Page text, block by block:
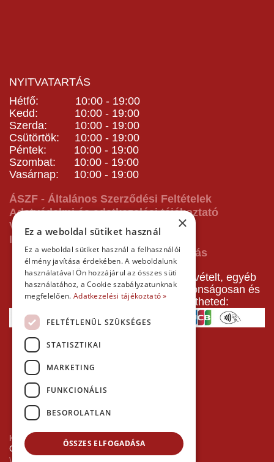
NYITVATARTÁS
Hétfő: 10:00 - 19:00
Kedd: 10:00 - 19:00
Szerda: 10:00 - 19:00
Csütörtök: 10:00 - 19:00
Péntek: 10:00 - 19:00
Szombat: 10:00 - 19:00
Vasárnap: 10:00 - 19:00
ÁSZF - Általános Szerződési Feltételek
Adatvédelmi és adatkezelési tájékoztató
Vásárlás előtti tájékoztató
Impresszum
A pályafoglalást, gokartverseny részvételt, egyéb
termékeinket, szolgáltatásainkat biztonságosan és
gyorsan bankkártyával is kifizetheted:
Kezdőlap
Copyright © 2026 Minden jog fenntartva!
×
Ez a weboldal sütiket használ
Ez a weboldal sütiket használ a felhasználói
élmény javítása érdekében. A weboldalunk
használatával Ön hozzájárul az összes süti
használatához, a Cookie szabályzatunknak
megfelelően. Adatkezelési tájékoztató »
FELTÉTLENÜL SZÜKSÉGES
STATISZTIKAI
MARKETING
FUNKCIONÁLIS
BESOROLATLAN
ÖSSZES ELFOGADÁSA